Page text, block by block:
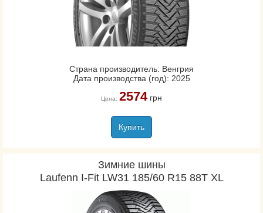
Страна производитель: Венгрия
Дата производства (год): 2025
Цена: 2574грн
Купить
Зимние шины
Laufenn I-Fit LW31 185/60 R15 88T XL